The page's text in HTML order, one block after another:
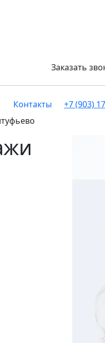
Заказать
Контакты +7 (903)